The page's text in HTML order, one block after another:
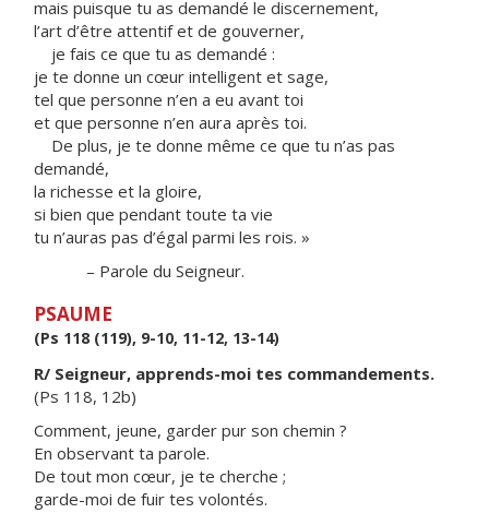
mais puisque tu as demandé le discernement,
l’art d’être attentif et de gouverner,
je fais ce que tu as demandé :
je te donne un cœur intelligent et sage,
tel que personne n’en a eu avant toi
et que personne n’en aura après toi.
De plus, je te donne même ce que tu n’as pas
demandé,
la richesse et la gloire,
si bien que pendant toute ta vie
tu n’auras pas d’égal parmi les rois. »
– Parole du Seigneur.
PSAUME
(Ps 118 (119), 9-10, 11-12, 13-14)
R/ Seigneur, apprends-moi tes commandements.
(Ps 118, 12b)
Comment, jeune, garder pur son chemin ?
En observant ta parole.
De tout mon cœur, je te cherche ;
garde-moi de fuir tes volontés.